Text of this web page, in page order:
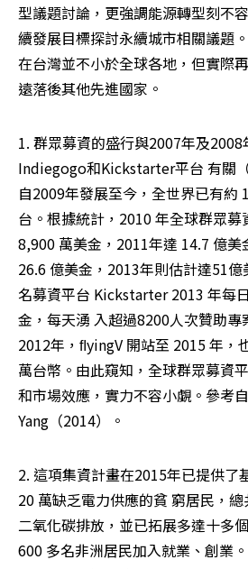
型議題討論，更強調能源轉型刻不
續發展目標探討永續城市相關議題
在台灣並不小於全球各地，但實際
遠落後其他先進國家。
1. 群眾募資的盛行與2007年及2008
Indiegogo和Kickstarter平台 有關
自2009年發展至今，全世界已有約
台。根據統計，2010 年全球群眾募
8,900 萬美金，2011年達 14.7 億
26.6 億美金，2013年則估計達51
名募資平台 Kickstarter 2013 年每
金，每天湧 入超過8200人次贊助
2012年，ﬂyingV 開站至 2015 年，
萬台幣。由此窺知，全球群眾募資
和市場效應，實力不容小覷。參考
Yang（2014）。
2. 這項集資計畫在2015年已提供了
20 萬缺乏電力供應的貧 窮居民，
二氧化碳排放，並已拓展多達十多
600 多名非洲居民加入就業、創業